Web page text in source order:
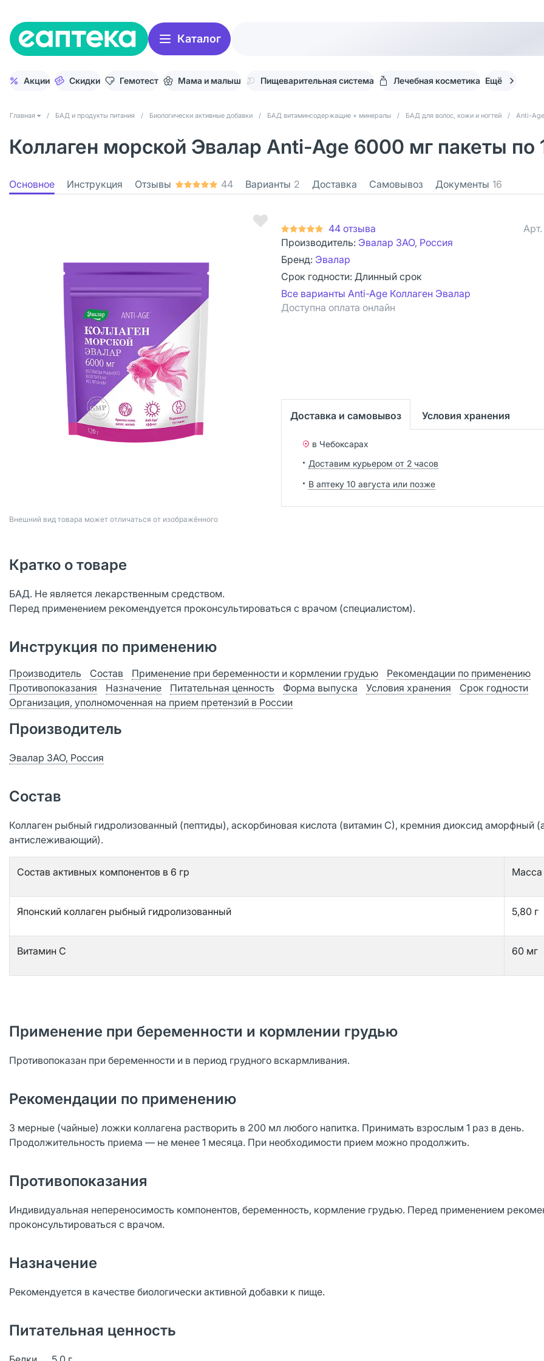
Каталог
Акции Скидки Гемотест Мама и малыш Пищеварительная система Лечебная косметика Ещё
Главная / БАД и продукты питания / Биологически активные добавки / БАД витаминсодержащие + минералы / БАД для волос, кожи и ногтей / Anti-
Коллаген морской Эвалар Anti-Age 6000 мг пакеты по
Основное Инструкция Отзывы 44 Варианты 2 Доставка Самовывоз Документы 16
Bнешний вид товара может отличаться от изображённого
44 отзыва Арт.
Производитель: Эвалар ЗАО, Россия
Бренд: Эвалар
Срок годности: Длинный срок
Все варианты Anti-Age Коллаген Эвалар
Доступна оплата онлайн
Доставка и самовывоз Условия хранения
в Чебоксарах
Доставим курьером от 2 часов
В аптеку 10 августа или позже
Кратко о товаре
БАД. Не является лекарственным средством.
Перед применением рекомендуется проконсультироваться с врачом (специалистом).
Инструкция по применению
Производитель Состав Применение при беременности и кормлении грудью
Рекомендации по применению
Противопоказания
Назначение Питательная ценность Форма выпуска Условия хранения
Срок годности
Организация, уполномоченная на прием претензий в России
Производитель
Эвалар ЗАО, Россия
Состав
Коллаген рыбный гидролизованный (пептиды), аскорбиновая кислота (витамин С), кремния диоксид аморфный
антислеживающий).
Состав активных компонентов в 6 гр Масса
Японский коллаген рыбный гидролизованный 5,80 г
Витамин С 60 мг
Применение при беременности и кормлении грудью
Противопоказан при беременности и в период грудного вскармливания.
Рекомендации по применению
3 мерные (чайные) ложки коллагена растворить в 200 мл любого напитка. Принимать взрослым 1 раз в день.
Продолжительность приема — не менее 1 месяца. При необходимости прием можно продолжить.
Противопоказания
Индивидуальная непереносимость компонентов, беременность, кормление грудью. Перед применением
проконсультироваться с врачом.
Назначение
Рекомендуется в качестве биологически активной добавки к пище.
Питательная ценность